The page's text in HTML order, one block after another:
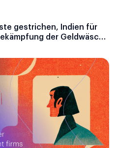
gestrichen, Indien für
der Geldwäsche
FATF-